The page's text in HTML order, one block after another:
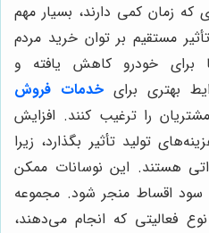
که زمان کمی دارند، بسیار مهم
مستقیم بر توان خرید مردم
برای خودرو کاهش یافته و
بهتری برای خدمات فروش
را ترغیب کنند. افزایش
تولید تأثیر بگذارد، زیرا
هستند. این نوسانات ممکن
اقساط منجر شود. مجموعه
فعالیتی که انجام می‌دهند،